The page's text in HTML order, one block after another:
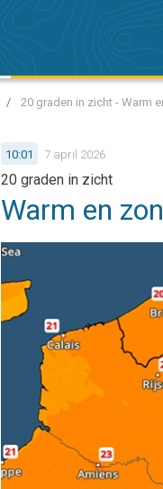
/ 20 graden in zicht - Warm
10:01 7 april 2026
20 graden in zicht
Warm en